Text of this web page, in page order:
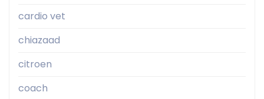
cardio vet
chiazaad
citroen
coach